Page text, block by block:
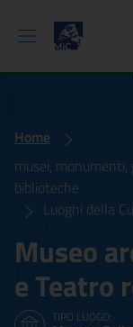
Home
musei, monumenti,
biblioteche
Luoghi della
Museo
e Teatro
TIPO LUOGO: